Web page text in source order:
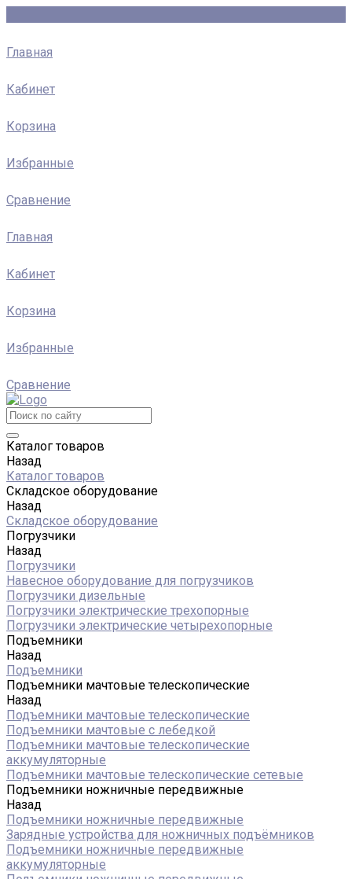
Главная
Кабинет
Корзина
Избранные
Сравнение
Главная
Кабинет
Корзина
Избранные
Сравнение
Каталог товаров
Назад
Каталог товаров
Складское оборудование
Назад
Складское оборудование
Погрузчики
Назад
Погрузчики
Навесное оборудование для погрузчиков
Погрузчики дизельные
Погрузчики электрические трехопорные
Погрузчики электрические четырехопорные
Подъемники
Назад
Подъемники
Подъемники мачтовые телескопические
Назад
Подъемники мачтовые телескопические
Подъемники мачтовые с лебедкой
Подъемники мачтовые телескопические
аккумуляторные
Подъемники мачтовые телескопические сетевые
Подъемники ножничные передвижные
Назад
Подъемники ножничные передвижные
Зарядные устройства для ножничных подъёмников
Подъемники ножничные передвижные
аккумуляторные